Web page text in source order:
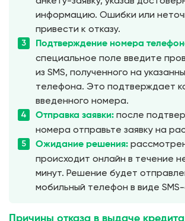
информацию. Ошибки или
привести к отказу.
Подтверждение номера
специальное поле введите
из SMS, полученного на
телефона. Это подтверждает
введенного номера.
Отправка заявки: после
номера отправьте заявку на
Ожидание решения:
происходит онлайн в течение
минут. Решение будет
мобильный телефон в виде
Причины отказа в выдаче